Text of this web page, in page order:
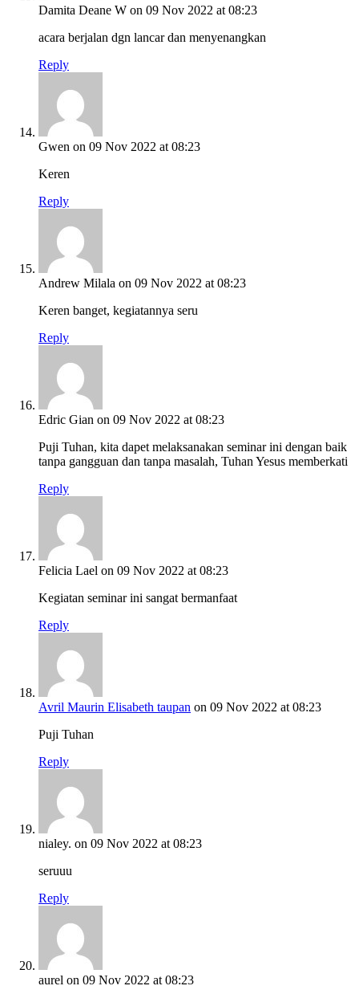
Damita Deane W on 09 Nov 2022 at 08:23
acara berjalan dgn lancar dan menyenangkan
Reply
Gwen on 09 Nov 2022 at 08:23
Keren
Reply
Andrew Milala on 09 Nov 2022 at 08:23
Keren banget, kegiatannya seru
Reply
Edric Gian on 09 Nov 2022 at 08:23
Puji Tuhan, kita dapet melaksanakan seminar ini dengan baik
tanpa gangguan dan tanpa masalah, Tuhan Yesus memberkati
Reply
Felicia Lael on 09 Nov 2022 at 08:23
Kegiatan seminar ini sangat bermanfaat
Reply
Avril Maurin Elisabeth taupan on 09 Nov 2022 at 08:23
Puji Tuhan
Reply
nialey. on 09 Nov 2022 at 08:23
seruuu
Reply
aurel on 09 Nov 2022 at 08:23